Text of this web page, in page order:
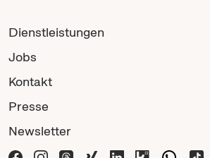
Dienstleistungen
Jobs
Kontakt
Presse
Newsletter